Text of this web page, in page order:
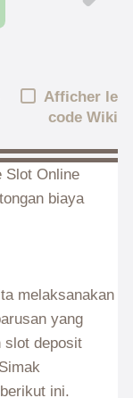
Afficher le
code Wiki